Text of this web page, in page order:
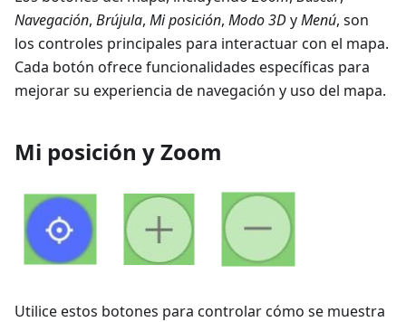
Navegación, Brújula, Mi posición, Modo 3DyMenú, son
los controles principales para interactuar con el mapa.
Cada botón ofrece funcionalidades específicas para
mejorar su experiencia de navegación y uso del mapa.
Mi posición y Zoom
Utilice estos botones para controlar cómo se muestra